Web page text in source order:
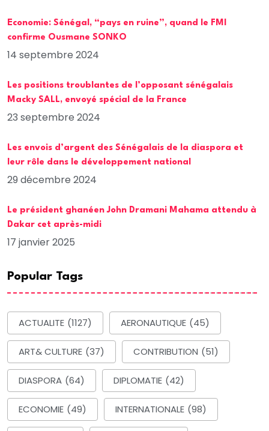
Economie: Sénégal, “pays en ruine”, quand le FMI
confirme Ousmane SONKO
14 septembre 2024
Les positions troublantes de l’opposant sénégalais
Macky SALL, envoyé spécial de la France
23 septembre 2024
Les envois d’argent des Sénégalais de la diaspora et
leur rôle dans le développement national
29 décembre 2024
Le président ghanéen John Dramani Mahama attendu à
Dakar cet après-midi
17 janvier 2025
Popular Tags
ACTUALITE (1127) AERONAUTIQUE (45)
ART& CULTURE (37) CONTRIBUTION (51)
DIASPORA (64) DIPLOMATIE (42)
ECONOMIE (49) INTERNATIONALE (98)